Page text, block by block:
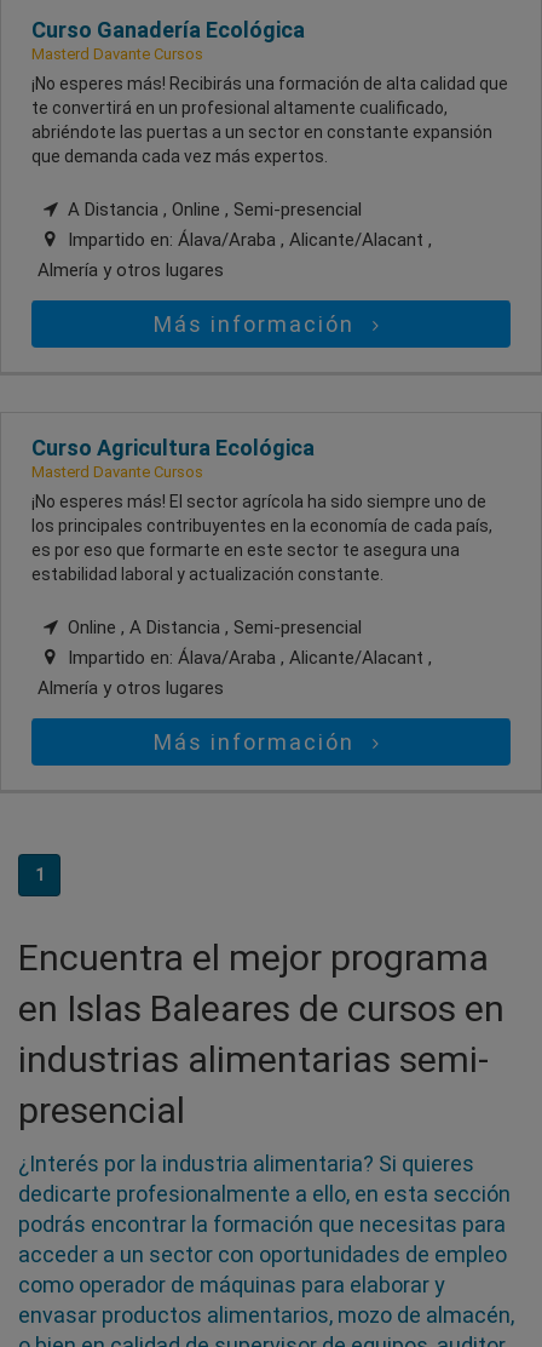
Curso Ganadería Ecológica
Masterd Davante Cursos
¡No esperes más! Recibirás una formación de alta calidad que
te convertirá en un profesional altamente cualificado,
abriéndote las puertas a un sector en constante expansión
que demanda cada vez más expertos.
A Distancia , Online , Semi-presencial
Impartido en: Álava/Araba , Alicante/Alacant ,
Almería y otros lugares
Más información
Curso Agricultura Ecológica
Masterd Davante Cursos
¡No esperes más! El sector agrícola ha sido siempre uno de
los principales contribuyentes en la economía de cada país,
es por eso que formarte en este sector te asegura una
estabilidad laboral y actualización constante.
Online , A Distancia , Semi-presencial
Impartido en: Álava/Araba , Alicante/Alacant ,
Almería y otros lugares
Más información
1
Encuentra el mejor programa
en Islas Baleares de cursos en
industrias alimentarias semi-
presencial
¿Interés por la industria alimentaria? Si quieres
dedicarte profesionalmente a ello, en esta sección
podrás encontrar la formación que necesitas para
acceder a un sector con oportunidades de empleo
como operador de máquinas para elaborar y
envasar productos alimentarios, mozo de almacén,